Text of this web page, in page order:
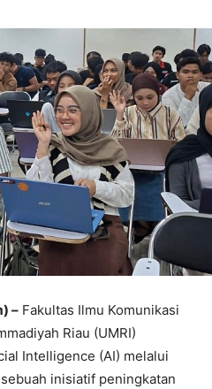
– Fakultas Ilmu Komunikasi
Riau (UMRI)
Intelligence (AI) melalui
inisiatif peningkatan